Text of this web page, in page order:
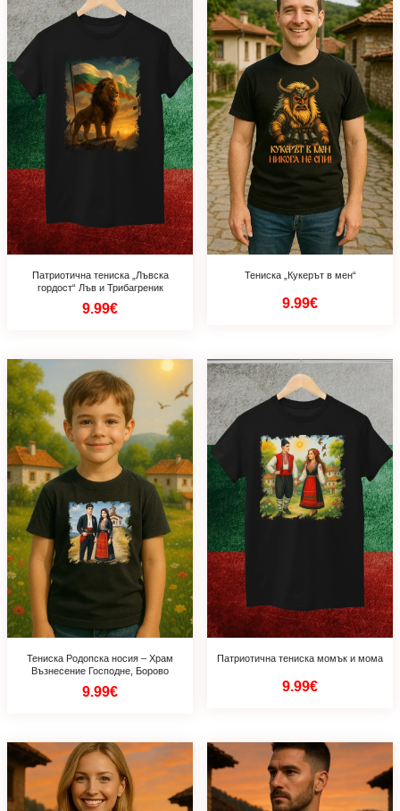
Патриотична тениска „Лъвска
гордост“ Лъв и Трибагреник
9.99€
Тениска „Кукерът в мен“
9.99€
Тениска Родопска носия – Храм
Възнесение Господне, Борово
9.99€
Патриотична тениска момък и мома
9.99€